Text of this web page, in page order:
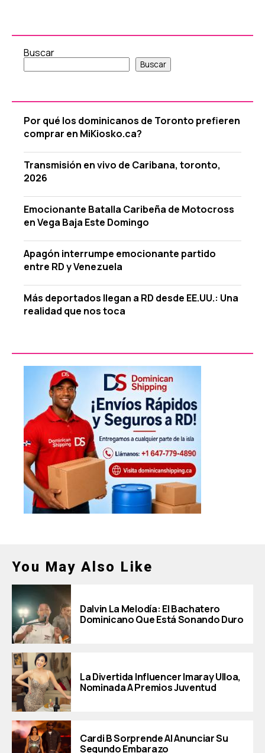
Buscar
Buscar
Por qué los dominicanos de Toronto prefieren
comprar en MiKiosko.ca?
Transmisión en vivo de Caribana, toronto,
2026
Emocionante Batalla Caribeña de Motocross
en Vega Baja Este Domingo
Apagón interrumpe emocionante partido
entre RD y Venezuela
Más deportados llegan a RD desde EE.UU.: Una
realidad que nos toca
You May Also Like
Dalvin La Melodía: El Bachatero
Dominicano Que Está Sonando Duro
La Divertida Influencer Imaray Ulloa,
Nominada A Premios Juventud
Cardi B Sorprende Al Anunciar Su
Segundo Embarazo